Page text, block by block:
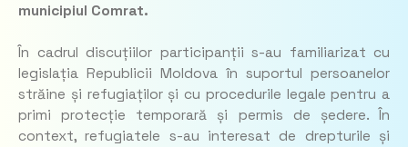
municipiul Comrat.
În cadrul discuțiilor participanții s-au familiarizat cu
legislația Republicii Moldova în suportul persoanelor
străine și refugiaților și cu procedurile legale pentru a
primi protecție temporară și permis de ședere. În
context, refugiatele s-au interesat de drepturile și